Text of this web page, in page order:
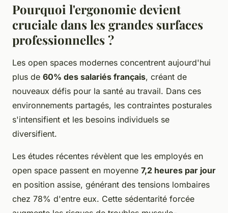
Pourquoi l'ergonomie devient
cruciale dans les grandes surfaces
professionnelles ?
Les open spaces modernes concentrent aujourd'hui
plus de 60% des salariés français, créant de
nouveaux défis pour la santé au travail. Dans ces
environnements partagés, les contraintes posturales
s'intensifient et les besoins individuels se
diversifient.
Les études récentes révèlent que les employés en
open space passent en moyenne 7,2 heures par jour
en position assise, générant des tensions lombaires
chez 78% d'entre eux. Cette sédentarité forcée